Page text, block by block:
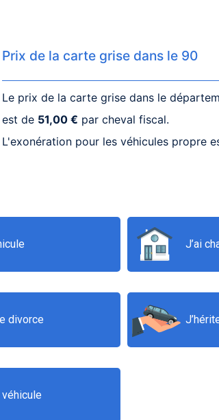
Prix de la carte grise dans le 90
Le prix de la carte grise dans le
est de 51,00 € par cheval fiscal.
L'exonération pour les véhicules propre
J’ai
divorce